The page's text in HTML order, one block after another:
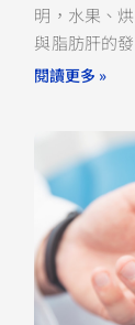
明，水果、
與脂肪肝的
閱讀更多 »